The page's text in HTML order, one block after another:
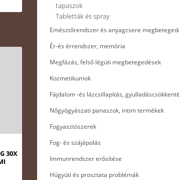
30X
tapaszok
Tabletták és spray
Emésztőrendszer és anyagcsere
Ér-és érrendszer, memória
Megfázás, felső légúti megbetegedések
Kozmetikumok
Fájdalom -és lázcsillapítás,
Nőgyógyászati panaszok, intim termékek
Fogyasztószerek
Fog- és szájápolás
Immunrendszer erősítése
Húgyúti és prosztata problémák